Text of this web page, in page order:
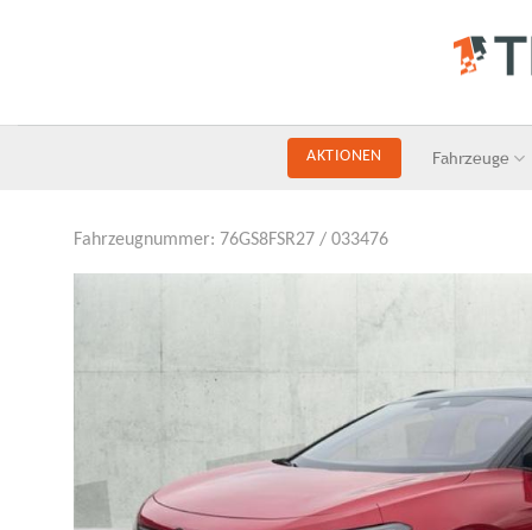
AKTIONEN Fahrzeuge
Fahrzeugnummer: 76GS8FSR27 / 033476